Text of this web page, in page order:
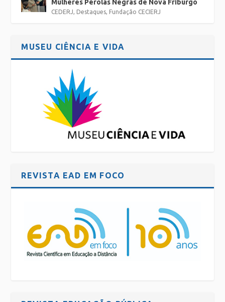
Mulheres Pérolas Negras de Nova Friburgo
CEDERJ Destaques Fundação CECIERJ
MUSEU CIÊNCIA E VIDA
REVISTA EAD EM FOCO